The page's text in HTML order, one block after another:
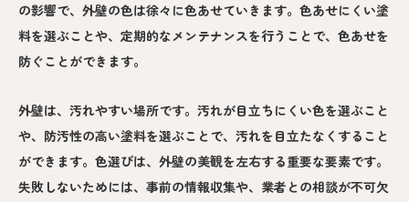
の影響で、外壁の色は徐々に色あせていきます。色あせにくい塗
料を選ぶことや、定期的なメンテナンスを行うことで、色あせを
防ぐことができます。
外壁は、汚れやすい場所です。汚れが目立ちにくい色を選ぶこと
や、防汚性の高い塗料を選ぶことで、汚れを目立たなくすること
ができます。色選びは、外壁の美観を左右する重要な要素です。
失敗しないためには、事前の情報収集や、業者との相談が不可欠